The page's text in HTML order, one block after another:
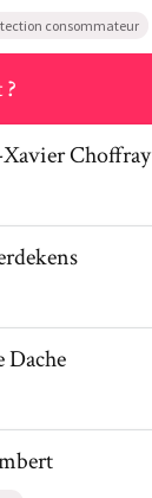
consommateur
Xavier Choffray
Choffray
Dache
Dache